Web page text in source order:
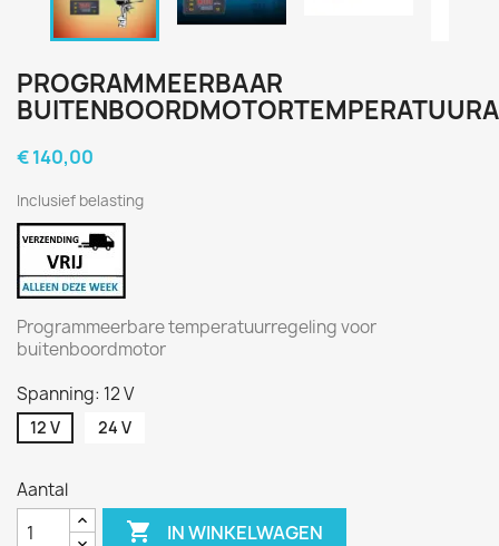
PROGRAMMEERBAAR
€ 140,00
Inclusief belasting
Programmeerbare temperatuurregeling voor
buitenboordmotor
Spanning: 12 V
12 V 24 V
Aantal
 IN WINKELWAGEN